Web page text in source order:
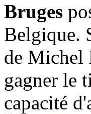
Bruges
Belgique.
de Michel
gagner le
capacité